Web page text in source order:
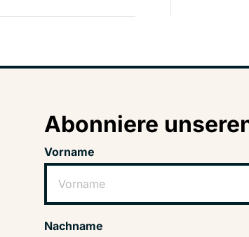
Abonniere
Vorname
Nachname